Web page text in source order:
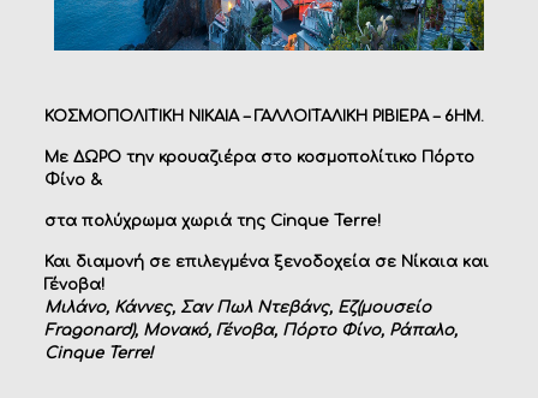
ΚΟΣΜΟΠΟΛΙΤΙΚΗ ΝΙΚΑΙΑ– ΓΑΛΛΟΙΤΑΛΙΚΗ ΡΙΒΙΕΡΑ – 6ΗΜ.
Με ΔΩΡΟ την κρουαζιέρα στο κοσμοπολίτικο Πόρτο
Φίνο&
στα πολύχρωμα χωριά της Cinque Terre!
Και διαμονή σε επιλεγμένα ξενοδοχεία σε Νίκαια και
Γένοβα!
Μιλάνο, Κάννες, Σαν Πωλ Ντεβάνς, Εζ(μουσείο
Fragonard), Μονακό, Γένοβα, Πόρτο Φίνο, Ράπαλο,
Cinque Terre!